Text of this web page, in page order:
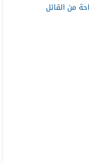
من القائل